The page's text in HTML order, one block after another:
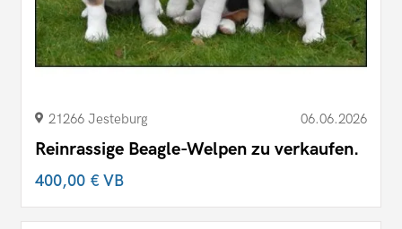
21266 Jesteburg 06.06.2026
Reinrassige Beagle-Welpen zu verkaufen.
400,00 €VB